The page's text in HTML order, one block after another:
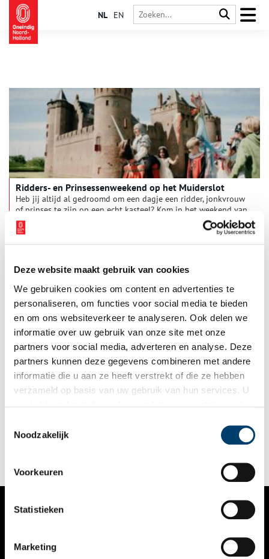
Deze website maakt gebruik van cookies
We gebruiken cookies om content en advertenties te
personaliseren, om functies voor social media te bieden
en om ons websiteverkeer te analyseren. Ook delen we
informatie over uw gebruik van onze site met onze
partners voor social media, adverteren en analyse. Deze
partners kunnen deze gegevens combineren met andere
informatie die u aan ze heeft verstrekt of die ze hebben
verzameld op basis van uw gebruik van hun services. U
Noodzakelijk
Voorkeuren
Statistieken
Marketing
NL EN
Ridders- en Prinsessenweekend op het Muiderslot
Heb jij altijd al gedroomd om een dagje een ridder, jonkvrouw
of prinses te zijn op een echt kasteel? Kom in het weekend van
13 en 14 juni dan in vol ornaat naar het Muiderslot! Verkleed
je als je favoriete kasteelbewoner. Ben jij een stoere prinses,
een creatieve ridder, een slimme jonkvrouw of stap je liever in
ons graag door jou verrassen!
De onbezongen heldin van de Bataafse Revolutie:
Wilhelmina van Pruisen
Wilhelmina van Pruisen (1751-1820) was een Pruisische
Bataafse Revolutie speelde ze een belangrijke rol. De Bataafse
Revolutie is een ondergewaardeerd stukje Nederlandse
gewaardeerde. De naam van Wilhelmina van Pruisen, wellicht
de belangrijkste vrouw binnen het conflict, wordt dan ook
maar weinig genoemd. Daarom hier een portret en biografie.
NIEUWS